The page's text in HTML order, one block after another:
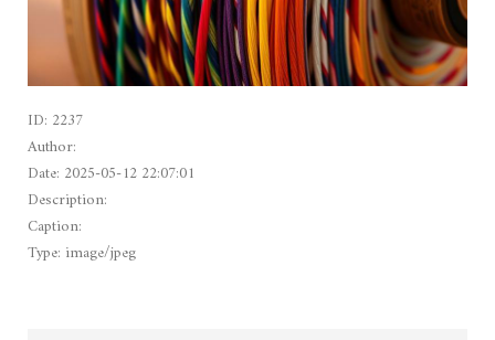
ID: 2237
Author:
Date: 2025-05-12 22:07:01
Description:
Caption:
Type: image/jpeg